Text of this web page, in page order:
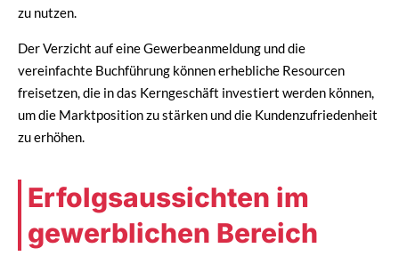
zu nutzen.
Der Verzicht auf eine Gewerbeanmeldung und die
vereinfachte Buchführung können erhebliche Resourcen
freisetzen, die in das Kerngeschäft investiert werden können,
um die Marktposition zu stärken und die Kundenzufriedenheit
zu erhöhen.
Erfolgsaussichten im
gewerblichen Bereich